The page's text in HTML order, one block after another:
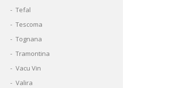
Tefal
Tescoma
Tognana
Tramontina
Vacu Vin
Valira